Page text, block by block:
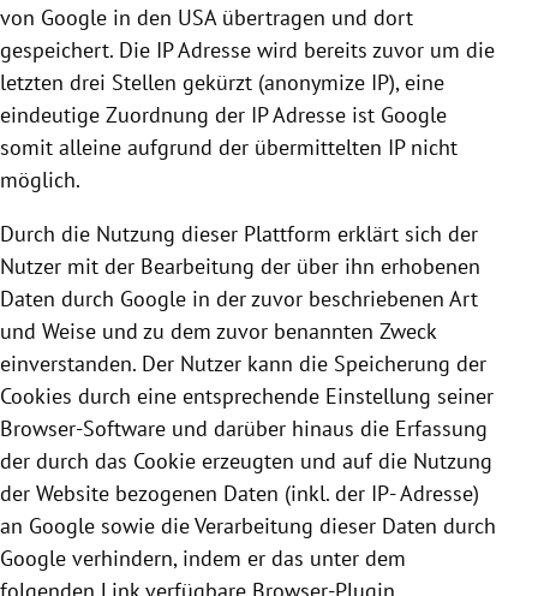
von Google in den USA übertragen und dort
gespeichert. Die IP Adresse wird bereits zuvor um die
letzten drei Stellen gekürzt (anonymize IP), eine
eindeutige Zuordnung der IP Adresse ist Google
somit alleine aufgrund der übermittelten IP nicht
möglich.
Durch die Nutzung dieser Plattform erklärt sich der
Nutzer mit der Bearbeitung der über ihn erhobenen
Daten durch Google in der zuvor beschriebenen Art
und Weise und zu dem zuvor benannten Zweck
einverstanden. Der Nutzer kann die Speicherung der
Cookies durch eine entsprechende Einstellung seiner
Browser-Software und darüber hinaus die Erfassung
der durch das Cookie erzeugten und auf die Nutzung
der Website bezogenen Daten (inkl. der IP- Adresse)
an Google sowie die Verarbeitung dieser Daten durch
Google verhindern, indem er das unter dem
folgenden Link verfügbare Browser-Plugin